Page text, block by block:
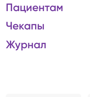
Пациентам
Чекапы
Журнал